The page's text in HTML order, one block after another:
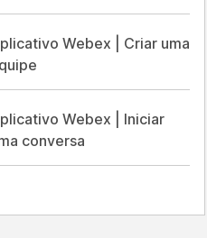
Webex | Criar uma
Webex | Iniciar
conversa